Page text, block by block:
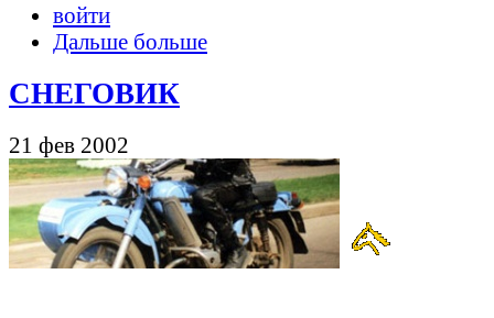
войти
Дальше больше
СНЕГОВИК
21 фев 2002